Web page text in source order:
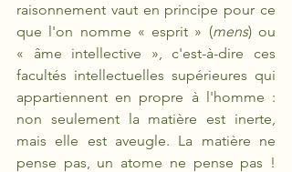
raisonnement vaut en principe pour ce
que l'on nomme « esprit » (mens) ou
« âme intellective », c'est-à-dire ces
facultés intellectuelles supérieures qui
appartiennent en propre à l'homme :
non seulement la matière est inerte,
mais elle est aveugle. La matière ne
pense pas, un atome ne pense pas !